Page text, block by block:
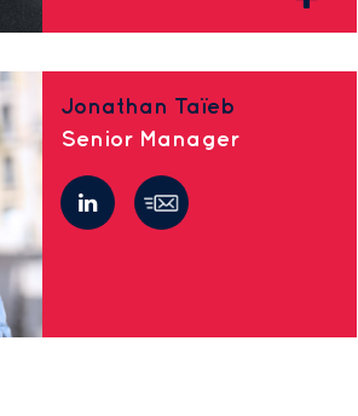
Jonathan Taïeb
Senior Manager